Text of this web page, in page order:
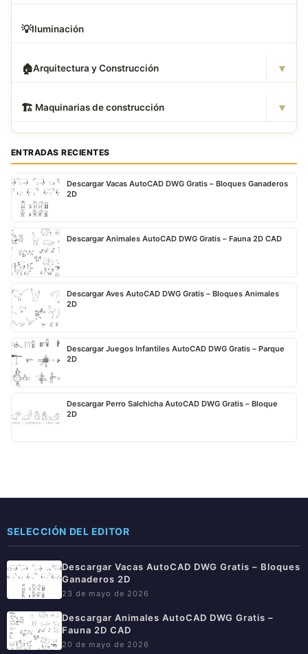
💡Iluminación
🏠Arquitectura y Construcción ▾
🏗 ️ Maquinarias de construcción ▾
ENTRADAS RECIENTES
Descargar Vacas AutoCAD DWG Gratis – Bloques Ganaderos
2D
Descargar Animales AutoCAD DWG Gratis – Fauna 2D CAD
Descargar Aves AutoCAD DWG Gratis – Bloques Animales
2D
Descargar Juegos Infantiles AutoCAD DWG Gratis – Parque
2D
Descargar Perro Salchicha AutoCAD DWG Gratis – Bloque
2D
SELECCIÓN DEL EDITOR
Descargar Vacas AutoCAD DWG Gratis – Bloques
Ganaderos 2D
23 de mayo de 2026
Descargar Animales AutoCAD DWG Gratis –
Fauna 2D CAD
20 de mayo de 2026